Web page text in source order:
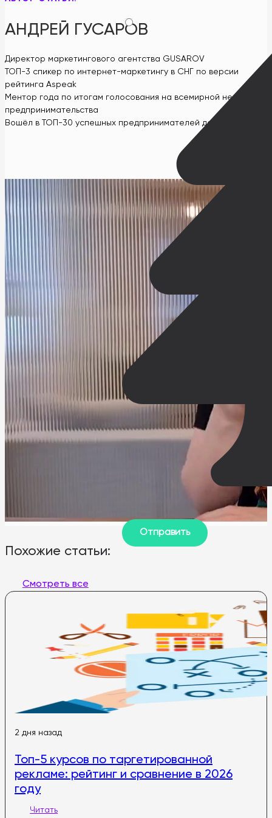
АНДРЕЙ ГУСАРОВ
Директор маркетингового агентства GUSAROV
ТОП-3 спикер по интернет-маркетингу в СНГ по версии
рейтинга Aspeak
Ментор года по итогам голосования на всемирной неделе
предпринимательства
Вошёл в ТОП-30 успешных предпринимателей до 30 лет
Похожие статьи:
Смотреть все
2 дня назад
Топ-5 курсов по таргетированной
рекламе: рейтинг и сравнение в 2026
году
Читать